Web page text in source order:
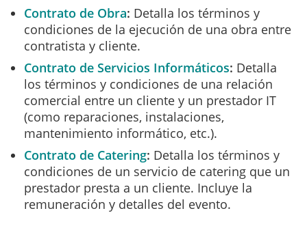
Contrato de Obra Detalla los términos y
condiciones de la ejecución de una obra entre
contratista y cliente.
Contrato de Servicios Informáticos Detalla
los términos y condiciones de una relación
comercial entre un cliente y un prestador IT
(como reparaciones, instalaciones,
mantenimiento informático, etc.).
Contrato de Catering Detalla los términos y
condiciones de un servicio de catering que un
prestador presta a un cliente. Incluye la
remuneración y detalles del evento.